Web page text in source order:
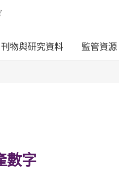
物與研究資料 監管資源
數字